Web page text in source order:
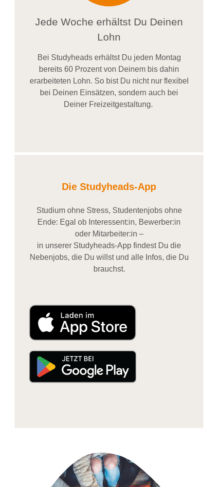
Jede Woche erhältst Du Deinen
Lohn
Bei Studyheadserhältst Du jeden Montag
bereits 60 Prozent von Deinem bis dahin
erarbeiteten Lohn. So bist Du nicht nur flexibel
bei Deinen Einsätzen, sondern auch bei
DeinerFreizeitgestaltung.
Die Studyheads-App
Studium ohne Stress, Studentenjobs ohne
Ende: Egal ob Interessent:in, Bewerber:in
oder Mitarbeiter:in –
in unserer Studyheads-App findest Du die
Nebenjobs, die Du willst und alle Infos, die Du
brauchst.